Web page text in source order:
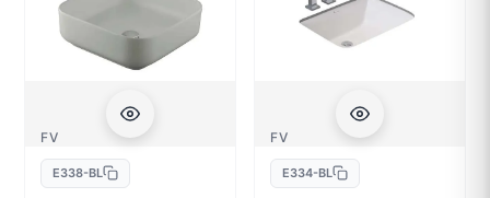
FV
E338-BL
FV
E334-BL